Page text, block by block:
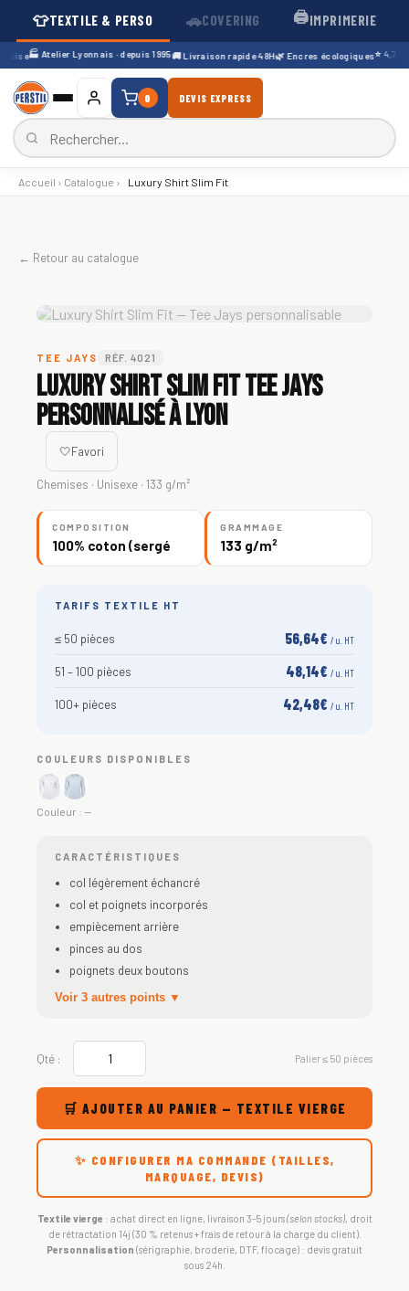
👕TEXTILE & PERSO 🚗COVERING 🖨️IMPRIMERIE
🏭 Atelier Lyonnais · depuis 1995🚚 Livraison rapide 48H🌿 Encres écologiques⭐ 4,7/5 ·
0 DEVIS EXPRESS
Accueil › Catalogue › Luxury Shirt Slim Fit
← Retour au catalogue
TEE JAYS RÉF. 4021
Luxury Shirt Slim Fit Tee Jays
personnalisé à Lyon
🤍Favori
Chemises · Unisexe · 133 g/m²
COMPOSITION
100% coton (sergé
GRAMMAGE
133 g/m²
TARIFS TEXTILE HT
≤ 50 pièces 56,64€ / u. HT
51 – 100 pièces 48,14€ / u. HT
100+ pièces 42,48€ / u. HT
COULEURS DISPONIBLES
Couleur : —
CARACTÉRISTIQUES
col légèrement échancré
col et poignets incorporés
empiècement arrière
pinces au dos
poignets deux boutons
Voir 3 autres points ▼
Qté : Palier ≤ 50 pièces
🛒 AJOUTER AU PANIER — TEXTILE VIERGE
✨ CONFIGURER MA COMMANDE (TAILLES,
MARQUAGE, DEVIS)
Textile vierge : achat direct en ligne, livraison 3-5 jours(selon stocks), droit
de rétractation 14j (30 % retenus + frais de retour à la charge du client).
Personnalisation (sérigraphie, broderie, DTF, flocage) : devis gratuit
sous 24h.